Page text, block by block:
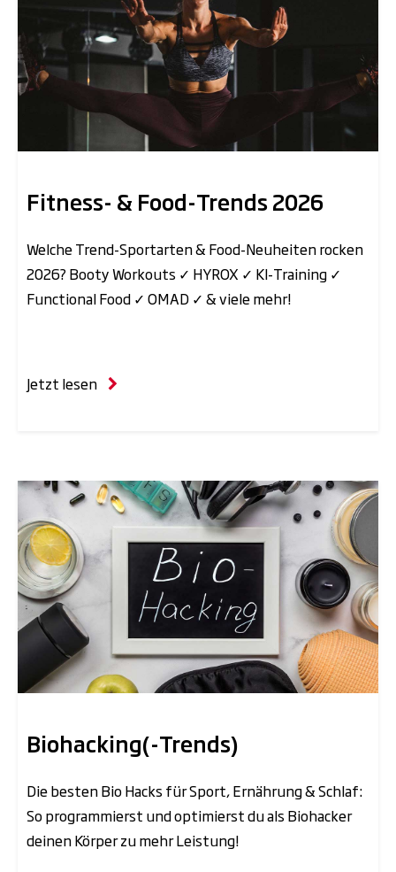
Fitness- & Food-Trends 2026
Welche Trend-Sportarten & Food-Neuheiten rocken
2026? Booty Workouts ✓ HYROX ✓ KI-Training ✓
Functional Food ✓ OMAD ✓ & viele mehr!
Jetzt lesen
Biohacking(-Trends)
Die besten Bio Hacks für Sport, Ernährung & Schlaf:
️So programmierst und optimierst du als Biohacker
deinen Körper zu mehr Leistung!